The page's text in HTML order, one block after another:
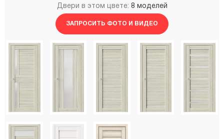
Двери в этом цвете: 8 моделей
ЗАПРОСИТЬ ФОТО И ВИДЕО